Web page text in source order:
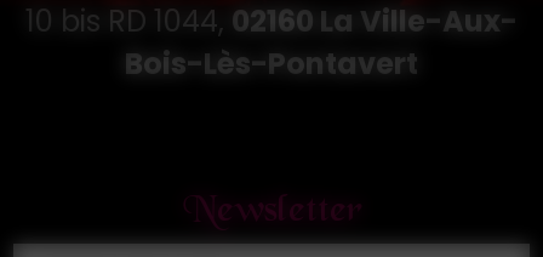
10 bis RD 1044, 02160 La Ville-Aux-
Bois-Lès-Pontavert
Newsletter